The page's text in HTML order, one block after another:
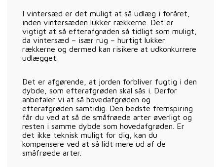
I vintersæd er det muligt at så udlæg i foråret,
inden vintersæden lukker rækkerne. Det er
vigtigt at så efterafgrøden så tidligt som muligt,
da vintersæd – især rug – hurtigt lukker
rækkerne og dermed kan risikere at udkonkurrere
udlægget.
Det er afgørende, at jorden forbliver fugtig i den
dybde, som efterafgrøden skal sås i. Derfor
anbefaler vi at så hovedafgrøden og
efterafgrøden samtidig. Den bedste fremspiring
får du ved at så de småfrøede arter øverligt og
resten i samme dybde som hovedafgrøden. Er
det ikke teknisk muligt for dig, kan du
kompensere ved at så lidt mere ud af de
småfrøede arter.